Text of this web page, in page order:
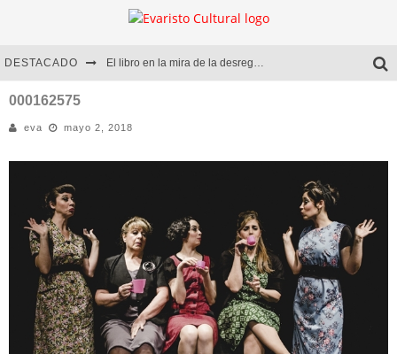
DESTACADO El libro en la mira de la desregulación
Diego Meret | Hotel Acapulco
000162575
eva mayo 2, 2018